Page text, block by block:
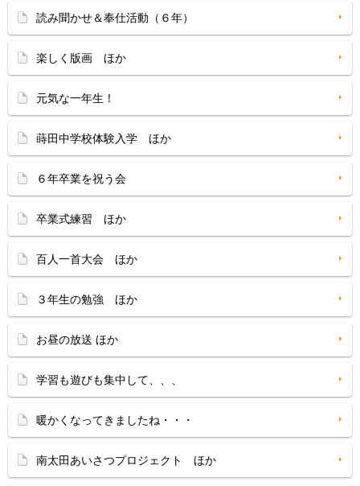
読み聞かせ＆奉仕活動（６年）
楽しく版画 ほか
元気な一年生！
蒔田中学校体験入学 ほか
６年卒業を祝う会
卒業式練習 ほか
百人一首大会 ほか
３年生の勉強 ほか
お昼の放送 ほか
学習も遊びも集中して、、、
暖かくなってきましたね・・・
南太田あいさつプロジェクト ほか